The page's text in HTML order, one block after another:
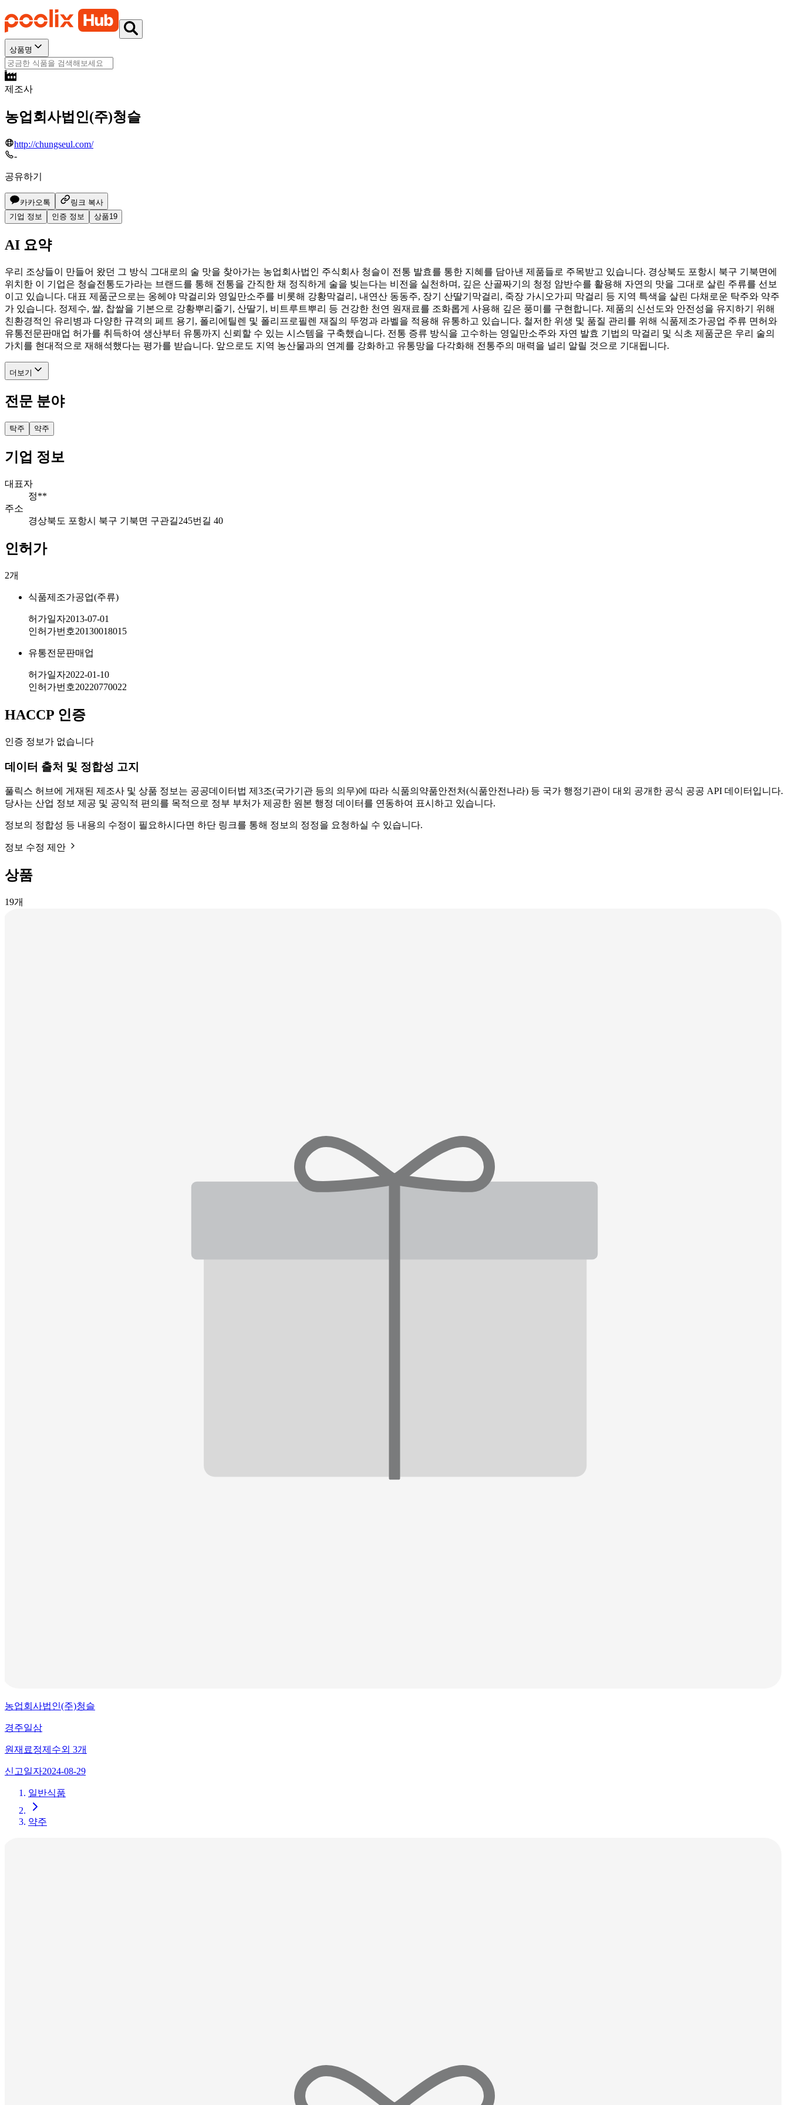
상품명
제조사
농업회사법인(주)청슬
http://chungseul.com/
-
공유하기
카카오톡
링크 복사
기업 정보
인증 정보 상품19
AI 요약
우리 조상들이 만들어 왔던 그 방식 그대로의 술 맛을 찾아가는 농업회사법인 주식회사 청슬이 전통 발효를 통한 지혜를 담아낸 제품들로 주목받고 있습니다. 경상북도 포항시 북구 기북면에
위치한 이 기업은 청슬전통도가라는 브랜드를 통해 전통을 간직한 채 정직하게 술을 빚는다는 비전을 실천하며, 깊은 산골짜기의 청정 암반수를 활용해 자연의 맛을 그대로 살린 주류를 선보
이고 있습니다. 대표 제품군으로는 옹헤야 막걸리와 영일만소주를 비롯해 강황막걸리, 내연산 동동주, 장기 산딸기막걸리, 죽장 가시오가피 막걸리 등 지역 특색을 살린 다채로운 탁주와 약주
가 있습니다. 정제수, 쌀, 찹쌀을 기본으로 강황뿌리줄기, 산딸기, 비트루트뿌리 등 건강한 천연 원재료를 조화롭게 사용해 깊은 풍미를 구현합니다. 제품의 신선도와 안전성을 유지하기 위해
친환경적인 유리병과 다양한 규격의 페트 용기, 폴리에틸렌 및 폴리프로필렌 재질의 뚜껑과 라벨을 적용해 유통하고 있습니다. 철저한 위생 및 품질 관리를 위해 식품제조가공업 주류 면허와
유통전문판매업 허가를 취득하여 생산부터 유통까지 신뢰할 수 있는 시스템을 구축했습니다. 전통 증류 방식을 고수하는 영일만소주와 자연 발효 기법의 막걸리 및 식초 제품군은 우리 술의
가치를 현대적으로 재해석했다는 평가를 받습니다. 앞으로도 지역 농산물과의 연계를 강화하고 유통망을 다각화해 전통주의 매력을 널리 알릴 것으로 기대됩니다.
더보기
전문 분야
탁주 약주
기업 정보
대표자
정**
주소
경상북도 포항시 북구 기북면 구관길245번길 40
인허가
2개
식품제조가공업(주류)
허가일자2013-07-01
인허가번호20130018015
유통전문판매업
허가일자2022-01-10
인허가번호20220770022
HACCP 인증
인증 정보가 없습니다
데이터 출처 및 정합성 고지
풀릭스 허브에 게재된 제조사 및 상품 정보는 공공데이터법 제3조(국가기관 등의 의무)에 따라 식품의약품안전처(식품안전나라) 등 국가 행정기관이 대외 공개한 공식 공공 API 데이터입니다.
당사는 산업 정보 제공 및 공익적 편의를 목적으로 정부 부처가 제공한 원본 행정 데이터를 연동하여 표시하고 있습니다.
정보의 정합성 등 내용의 수정이 필요하시다면 하단 링크를 통해 정보의 정정을 요청하실 수 있습니다.
정보 수정 제안
상품
19개
농업회사법인(주)청슬
경주일삼
원재료정제수외 3개
신고일자2024-08-29
일반식품
약주